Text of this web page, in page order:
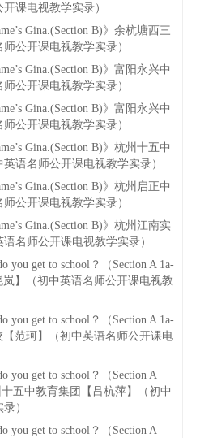
课电视教学实录）
Gina.(Section B)》余杭塘西三
公开课电视教学实录）
Gina.(Section B)》富阳永兴中
公开课电视教学实录）
Gina.(Section B)》富阳永兴中
公开课电视教学实录）
Gina.(Section B)》杭州十五中
语名师公开课电视教学实录）
Gina.(Section B)》杭州启正中
公开课电视教学实录）
Gina.(Section B)》杭州江南实
名师公开课电视教学实录）
you get to school？（Section A 1a-
】（初中英语名师公开课电视教
you get to school？（Section A 1a-
范珂】（初中英语名师公开课电
you get to school？（Section A
十五中教育集团【吕杭萍】（初中
）
you get to school？（Section A